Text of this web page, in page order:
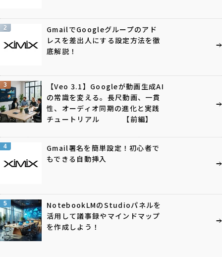
2
GmailでGoogleグループのアド
レスを差出人にする設定方法を徹
底解説！
3
【Veo 3.1】Googleが動画生成AI
の常識を変える。長尺動画、一貫
性、オーディオ同期の進化と実践
チュートリアル 【前編】
4
Gmail署名を簡単設定！初心者で
もできる自動挿入
5
NotebookLMのStudioパネルを
活用して議事録やマインドマップ
を作成しよう！